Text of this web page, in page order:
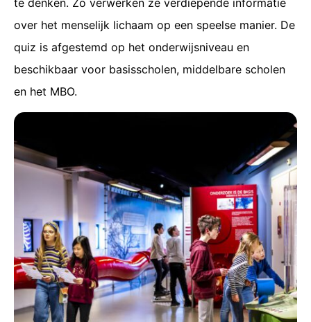
over het menselijk lichaam op een speelse manier. De
quiz is afgestemd op het onderwijsniveau en
beschikbaar voor basisscholen, middelbare scholen
en het MBO.